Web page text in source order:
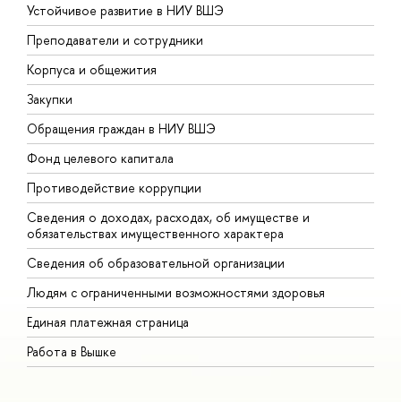
Устойчивое развитие в НИУ ВШЭ
Преподаватели и сотрудники
Корпуса и общежития
Закупки
Обращения граждан в НИУ ВШЭ
Фонд целевого капитала
Противодействие коррупции
Сведения о доходах, расходах, об имуществе и
обязательствах имущественного характера
Сведения об образовательной организации
Людям с ограниченными возможностями здоровья
Единая платежная страница
Работа в Вышке